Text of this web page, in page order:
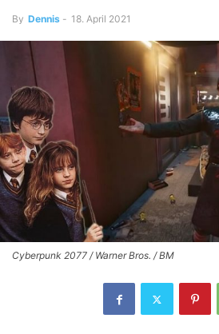
By Dennis - 18. April 2021
Cyberpunk 2077 / Warner Bros. / BM